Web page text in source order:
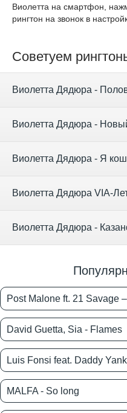
Виолетта на смартфон,
рингтон на звонок в
Советуем
Виолетта Дядюра -
Виолетта Дядюра -
Виолетта Дядюра - Я
Виолетта Дядюра VIA-
Виолетта Дядюра -
Post Malone ft. 21 Savage
David Guetta, Sia - Flames
Luis Fonsi feat. Daddy
MALFA - So long